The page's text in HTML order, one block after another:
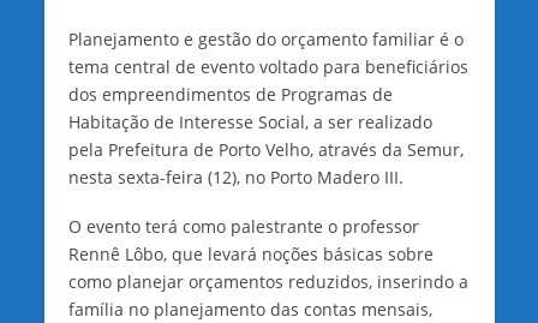
Planejamento e gestão do orçamento familiar é o
tema central de evento voltado para beneficiários
dos empreendimentos de Programas de
Habitação de Interesse Social, a ser realizado
pela Prefeitura de Porto Velho, através da Semur,
nesta sexta-feira (12), no Porto Madero III.
O evento terá como palestrante o professor
Rennê Lôbo, que levará noções básicas sobre
como planejar orçamentos reduzidos, inserindo a
família no planejamento das contas mensais,